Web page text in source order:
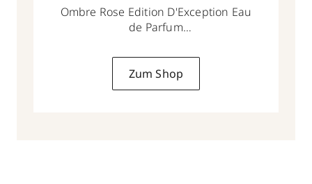
Ombre Rose Edition D'Exception Eau
de Parfum
Zum Shop